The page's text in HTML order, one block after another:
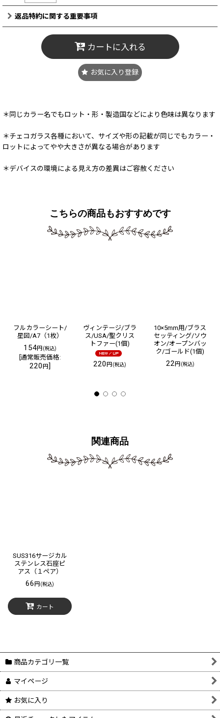
返品特約に関する重要事項
カートに入れる
お気に入り登録
＊同じカラー名でもロット・形・製造国などにより色味は異なります
＊チェコガラス各種において、サイズや形の記載が同じでもカラー・
ロットによってやや大きさが異なる場合があります
＊デバイスの環境による見え方の差異はご容赦ください
こちらの商品もおすすめです
フルカラーシート/
星図/A7（1枚）
154円(税込)
通常販売価格:
220円]
ヴィンテージ/ブラ
ス/USA/聖クリス
トファー(1個)
220円(税込)
10×5mm用/ブラス
セッティング/ソウ
オン/オープンバッ
ク/ゴールド(1個)
22円(税込)
関連商品
SUS316サージカル
ステンレス石座ピ
アス（１ペア）
66円(税込)
カート
商品カテゴリ一覧
マイページ
お気に入り